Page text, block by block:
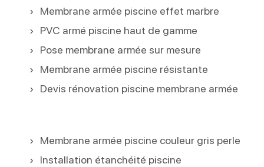
Membrane armée piscine effet marbre
PVC armé piscine haut de gamme
Pose membrane armée sur mesure
Membrane armée piscine résistante
Devis rénovation piscine membrane armée
Membrane armée piscine couleur gris perle
Installation étanchéité piscine